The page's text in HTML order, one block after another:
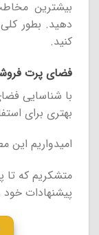
بیشترین
دهید. بطور
کنید.
فضای پرت
با شناسایی
بهتری برای
امیدواریم این
متشکریم که تا
پیشنهادات خود